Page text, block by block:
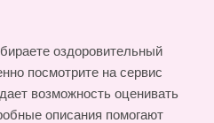
оздоровительный
посмотрите на сервис
возможность оценивать
описания помогают